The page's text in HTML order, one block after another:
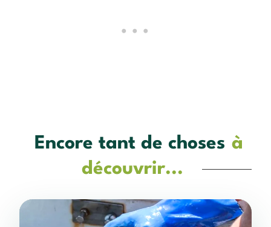
Encore tant de choses à
découvrir...